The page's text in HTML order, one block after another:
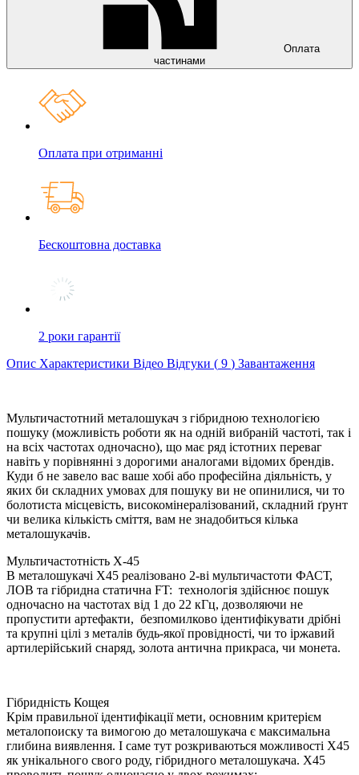
Оплата
частинами
Оплата при отриманні
Бескоштовна доставка
2 роки гарантії
Опис Характеристики Відео Відгуки ( 9 ) Завантаження
Мультичастотний металошукач з гібридною технологією
пошуку (можливість роботи як на одній вибраній частоті, так і
на всіх частотах одночасно), що має ряд істотних переваг
навіть у порівнянні з дорогими аналогами відомих брендів.
Куди б не завело вас ваше хобі або професійна діяльність, у
яких би складних умовах для пошуку ви не опинилися, чи то
болотиста місцевість, високомінералізований, складний ґрунт
чи велика кількість сміття, вам не знадобиться кілька
металошукачів.
Мультичастотність Х-45
В металошукачі Х45 реалізовано 2-ві мультичастоти ФАСТ,
ЛОВ та гібридна статична FT: технологія здійснює пошук
одночасно на частотах від 1 до 22 кГц, дозволяючи не
пропустити артефакти, безпомилково ідентифікувати дрібні
та крупні цілі з металів будь-якої провідності, чи то іржавий
артилерійський снаряд, золота антична прикраса, чи монета.
Гібридність Кощея
Крім правильної ідентифікації мети, основним критерієм
металопоиску та вимогою до металошукача є максимальна
глибина виявлення. І саме тут розкриваються можливості Х45
як унікального свого роду, гібридного металошукача. Х45